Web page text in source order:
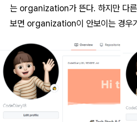
는 organization가 뜬다. 하지만 다
보면 organization이 안보이는 경우